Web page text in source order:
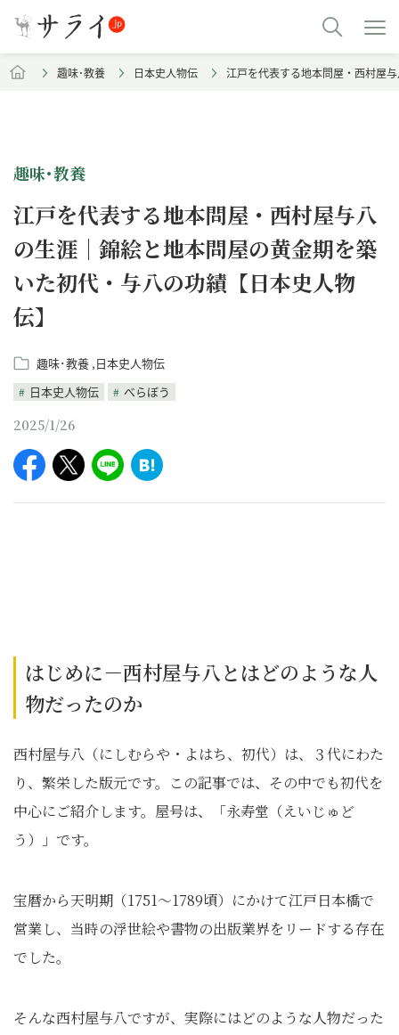
趣味･教養 日本史人物伝 江戸を代表する地本問屋・西村屋
趣味･教養
江戸を代表する地本問屋・西村屋与八
の生涯｜錦絵と地本問屋の黄金期を築
いた初代・与八の功績【日本史人物
伝】
趣味･教養 日本史人物伝
日本史人物伝
べらぼう
2025/1/26
はじめに－西村屋与八とはどのような人
物だったのか
西村屋与八（にしむらや・よはち、初代）は、３代にわた
り、繁栄した版元です。この記事では、その中でも初代を
中心にご紹介します。屋号は、「永寿堂（えいじゅど
う）」です。
宝暦から天明期（1751～1789頃）にかけて江戸日本橋で
営業し、当時の浮世絵や書物の出版業界をリードする存在
でした。
そんな西村屋与八ですが、実際にはどのような人物だった